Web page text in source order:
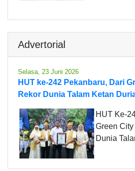
Advertorial
Selasa, 23 Juni 2026
HUT ke-242 Pekanbaru, Dari
Rekor Dunia Talam Ketan
HUT Ke-
Green
Dunia